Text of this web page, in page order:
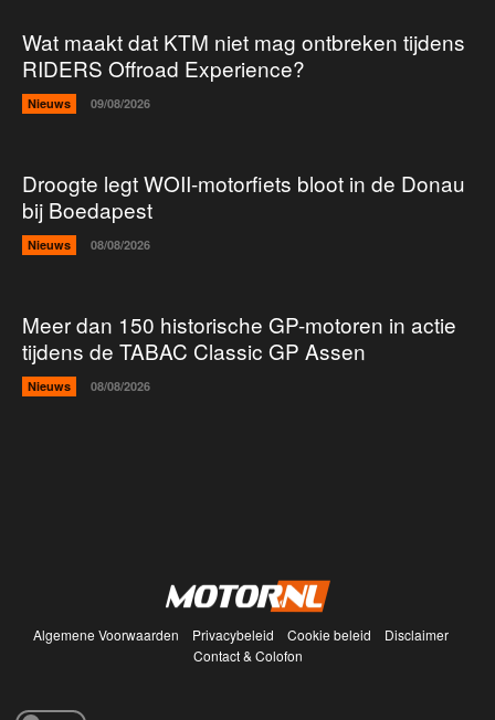
Wat maakt dat KTM niet mag ontbreken tijdens
RIDERS Offroad Experience?
Nieuws 09/08/2026
Droogte legt WOII-motorfiets bloot in de Donau
bij Boedapest
Nieuws 08/08/2026
Meer dan 150 historische GP-motoren in actie
tijdens de TABAC Classic GP Assen
Nieuws 08/08/2026
Algemene Voorwaarden Privacybeleid Cookie beleid
Disclaimer
Contact & Colofon